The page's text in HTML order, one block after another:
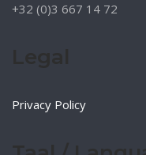
+32 (0)3 667 14 72
Privacy Policy